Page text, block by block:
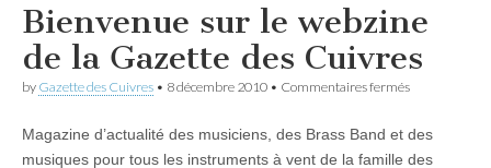
Bienvenue sur le webzine
de la Gazette des Cuivres
by Gazette des Cuivres • 8 décembre 2010 • Commentaires ferméssur
le
webzine
Magazine d’actualité des musiciens, des Brass Band et des
musiques pour tous les instruments à vent de la famille des